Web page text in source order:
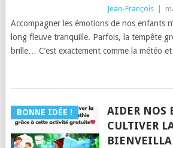
Jean-François
Accompagner les émotions de nos enfants
long fleuve tranquille. Parfois, la tempête
brille… C’est exactement comme la météo
BONNE IDÉE !
AIDER NOS
CULTIVER